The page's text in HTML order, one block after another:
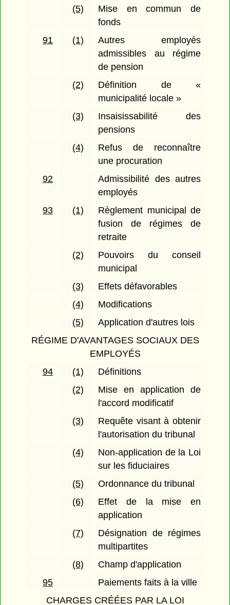
(5)
Mise en commun de
fonds
91
(1)
Autres employés
admissibles au régime
de pension
(2)
Définition de «
municipalité locale »
(3)
Insaisissabilité des
pensions
(4)
Refus de reconnaître
une procuration
92
Admissibilité des autres
employés
93
(1)
Règlement municipal de
fusion de régimes de
retraite
(2)
Pouvoirs du conseil
municipal
(3)
Effets défavorables
(4)
Modifications
(5)
Application d'autres lois
RÉGIME D'AVANTAGES SOCIAUX DES
EMPLOYÉS
94
(1)
Définitions
(2)
Mise en application de
l'accord modificatif
(3)
Requête visant à obtenir
l'autorisation du tribunal
(4)
Non-application de la Loi
sur les fiduciaires
(5)
Ordonnance du tribunal
(6)
Effet de la mise en
application
(7)
Désignation de régimes
multipartites
(8)
Champ d'application
95
Paiements faits à la ville
CHARGES CRÉÉES PAR LA LOI